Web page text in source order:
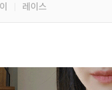
레이스